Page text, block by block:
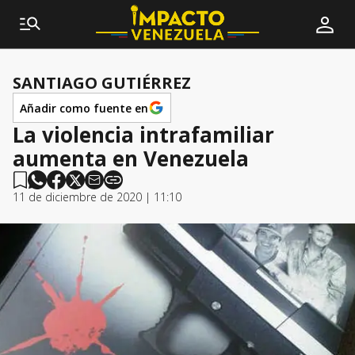
SANTIAGO GUTIÉRREZ
Añadir como fuente en
La violencia intrafamiliar
aumenta en Venezuela
11 de diciembre de 2020 | 11:10